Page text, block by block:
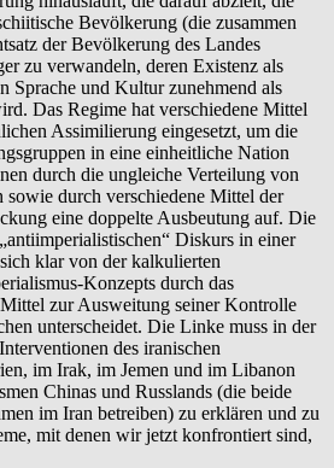
Bevölkerung (die zusammen
der Bevölkerung des Landes
zu verwandeln, deren Existenz als
Sprache und Kultur zunehmend als
Das Regime hat verschiedene Mittel
Assimilierung eingesetzt, um die
in eine einheitliche Nation
durch die ungleiche Verteilung von
sowie durch verschiedene Mittel der
eine doppelte Ausbeutung auf. Die
Diskurs in einer
klar von der kalkulierten
Konzepts durch das
zur Ausweitung seiner Kontrolle
unterscheidet. Die Linke muss in der
des iranischen
im Irak, im Jemen und im Libanon
Chinas und Russlands (die beide
im Iran betreiben) zu erklären und zu
mit denen wir jetzt konfrontiert sind,